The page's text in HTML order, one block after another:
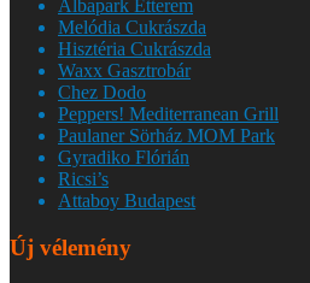
Albapark Étterem
Melódia Cukrászda
Hisztéria Cukrászda
Waxx Gasztrobár
Chez Dodo
Peppers! Mediterranean Grill
Paulaner Sörház MOM Park
Gyradiko Flórián
Ricsi’s
Attaboy Budapest
Új vélemény